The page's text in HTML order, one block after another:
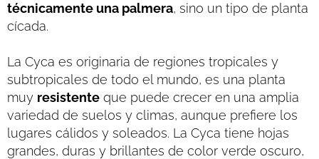
técnicamente una palmera, sino un tipo de planta
cícada.
La Cyca es originaria de regiones tropicales y
subtropicales de todo el mundo, es una planta
muy resistente que puede crecer en una amplia
variedad de suelos y climas, aunque prefiere los
lugares cálidos y soleados. La Cyca tiene hojas
grandes, duras y brillantes de color verde oscuro,